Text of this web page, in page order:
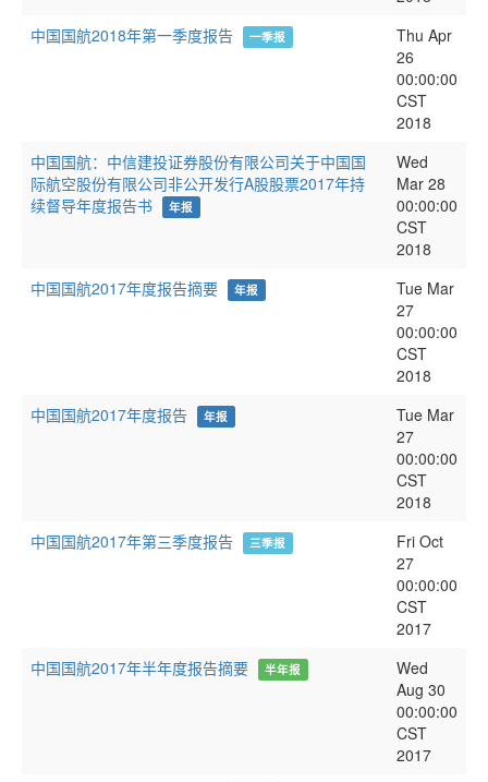
中国国航2018年第一季度报告
一季报
Thu Apr
26
00:00:00
CST
2018
中国国航：中信建投证券股份有限公司关于中国国
际航空股份有限公司非公开发行A股股票2017年持
续督导年度报告书
年报
Wed
Mar 28
00:00:00
CST
2018
中国国航2017年度报告摘要
年报
Tue Mar
27
00:00:00
CST
2018
中国国航2017年度报告
年报
Tue Mar
27
00:00:00
CST
2018
中国国航2017年第三季度报告
三季报
Fri Oct
27
00:00:00
CST
2017
中国国航2017年半年度报告摘要
半年报
Wed
Aug 30
00:00:00
CST
2017